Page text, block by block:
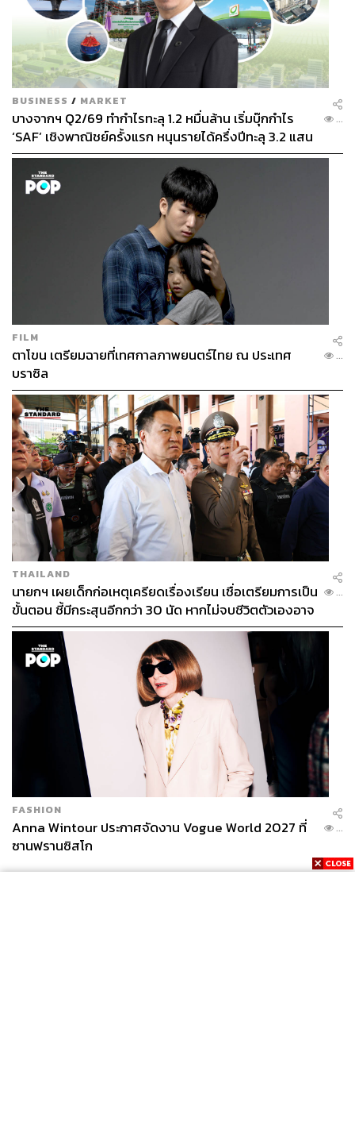
BUSINESS / MARKET
บางจากฯ Q2/69 ทำกำไรทะลุ 1.2 หมื่นล้าน เริ่มบุ๊กกำไร
‘SAF’ เชิงพาณิชย์ครั้งแรก หนุนรายได้ครึ่งปีทะลุ 3.2 แสน
ล้าน
...
FILM
ตาโขน เตรียมฉายที่เทศกาลภาพยนตร์ไทย ณ ประเทศ
บราซิล
...
THAILAND
นายกฯ เผยเด็กก่อเหตุเครียดเรื่องเรียน เชื่อเตรียมการเป็น
ขั้นตอน ชี้มีกระสุนอีกกว่า 30 นัด หากไม่จบชีวิตตัวเองอาจ
สูญเสียเพิ่ม
...
FASHION
Anna Wintour ประกาศจัดงาน Vogue World 2027 ที่
ซานฟรานซิสโก
...